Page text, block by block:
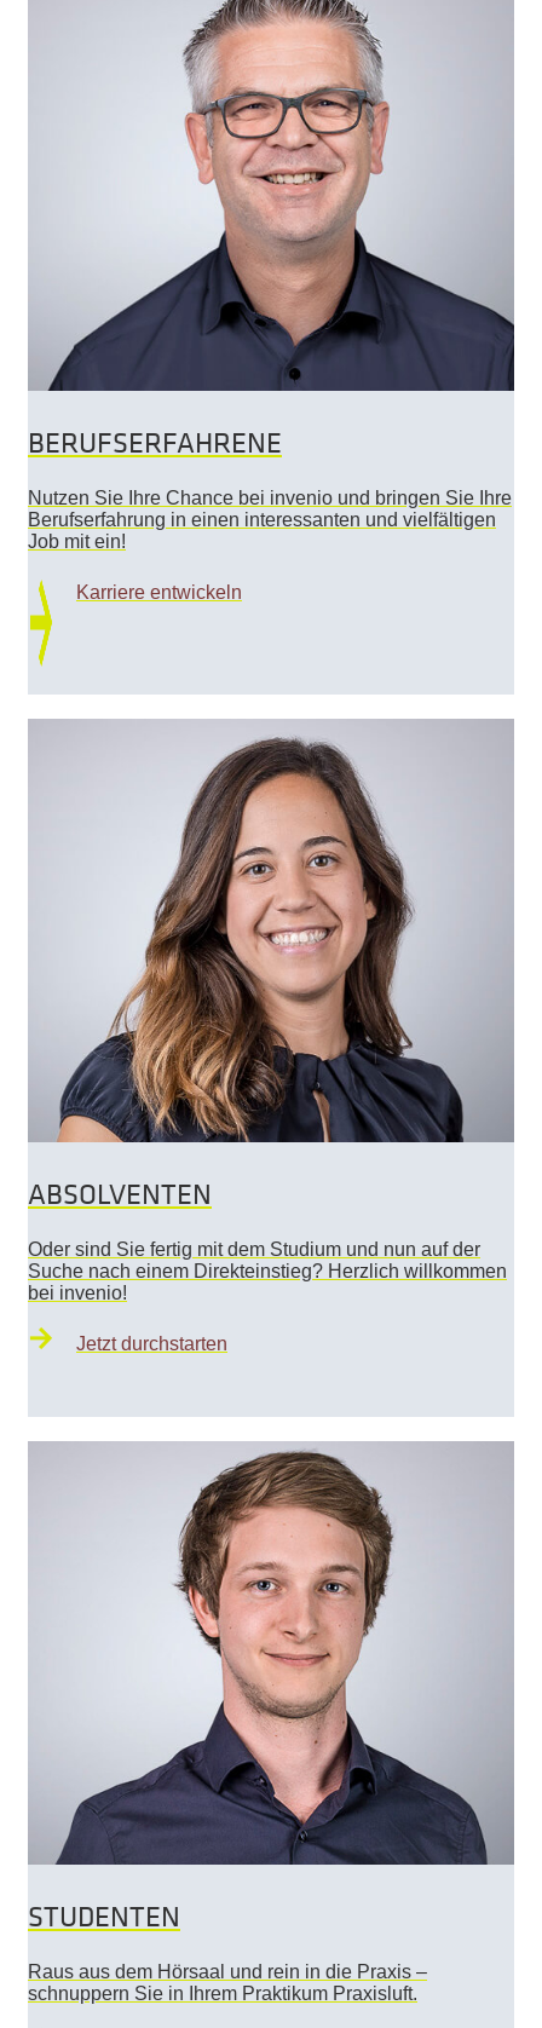
BERUFSERFAHRENE
Nutzen Sie Ihre Chance bei invenio und bringen Sie Ihre
Berufserfahrung in einen interessanten und vielfältigen
Job mit ein!
Karriere entwickeln
ABSOLVENTEN
Oder sind Sie fertig mit dem Studium und nun auf der
Suche nach einem Direkteinstieg? Herzlich willkommen
bei invenio!
Jetzt durchstarten
STUDENTEN
Raus aus dem Hörsaal und rein in die Praxis –
schnuppern Sie in Ihrem Praktikum Praxisluft.